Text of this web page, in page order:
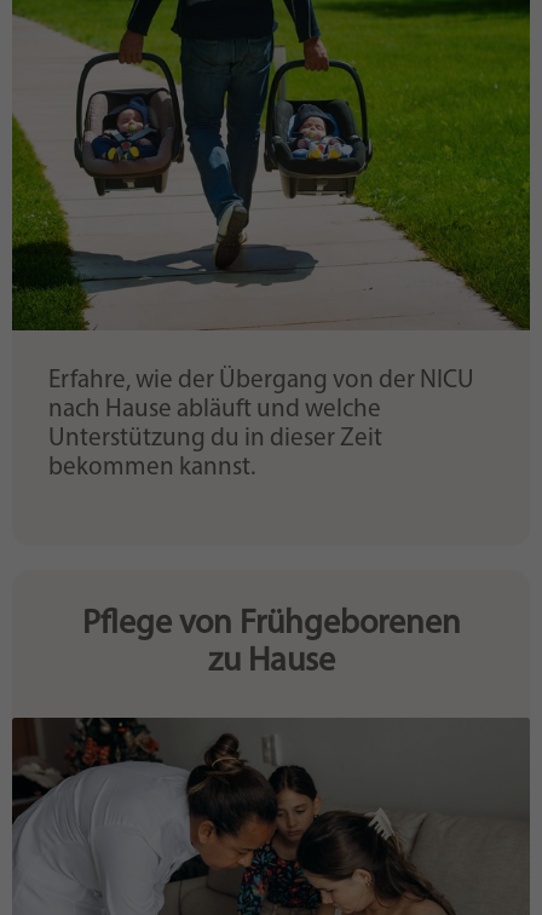
Erfahre, wie der Übergang von der NICU
nach Hause abläuft und welche
Unterstützung du in dieser Zeit
bekommen kannst.
Pflege von Frühgeborenen
zu Hause